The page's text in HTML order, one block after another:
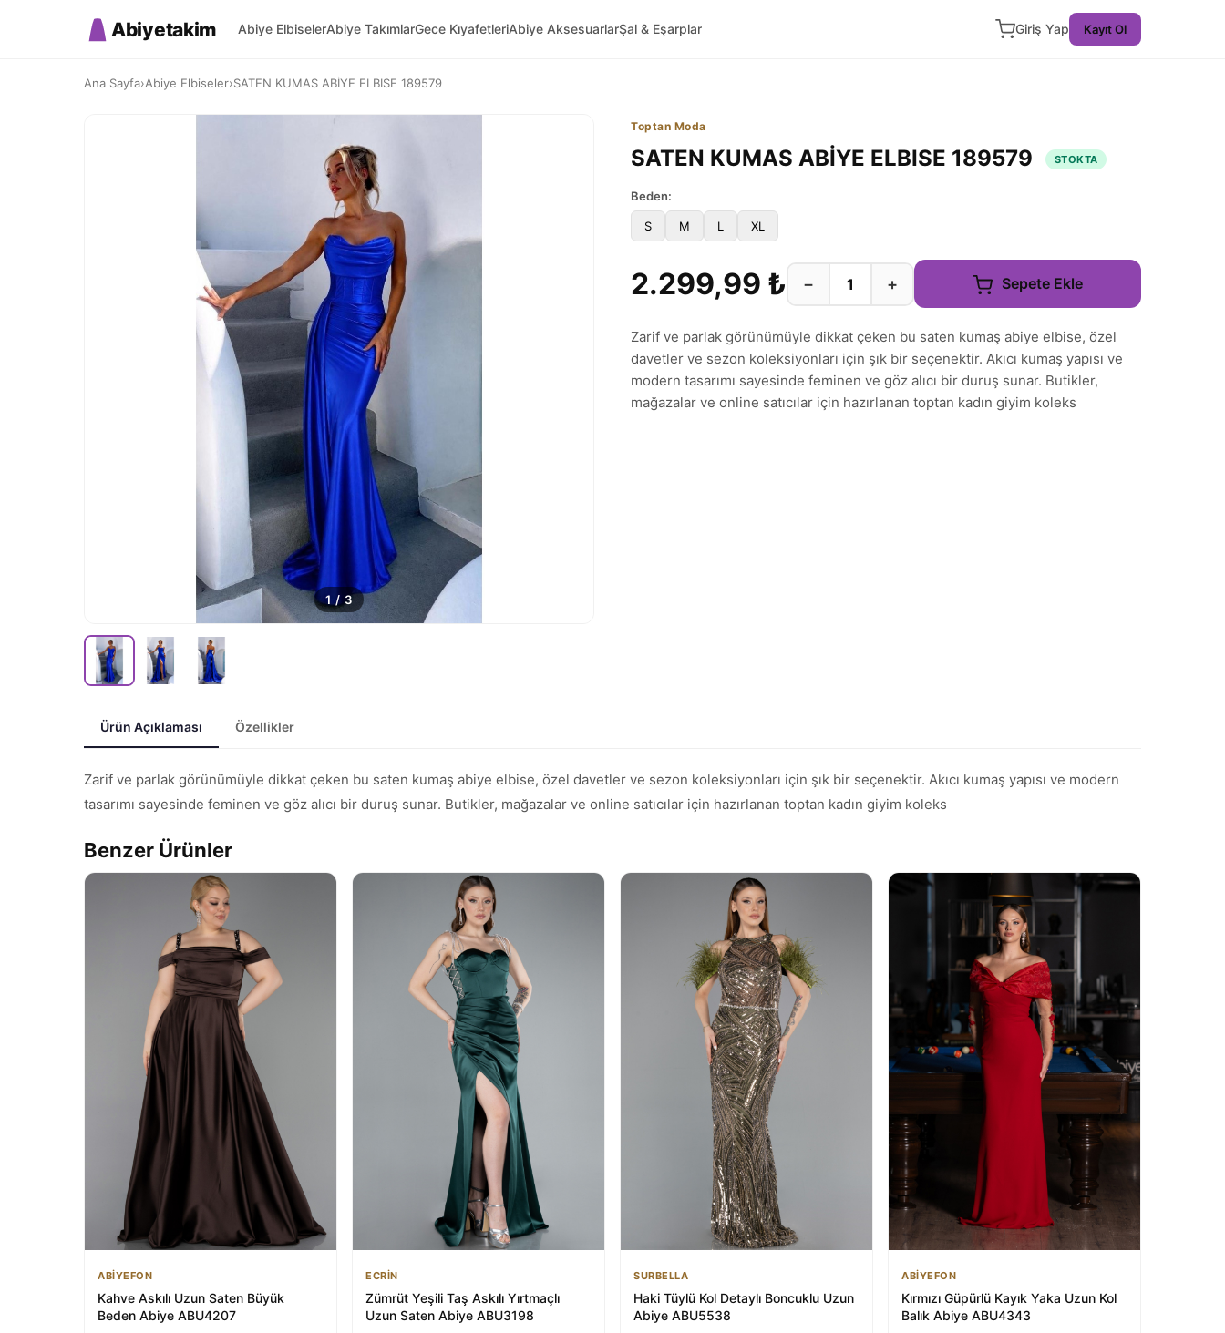
Abiyetakim Abiye ElbiselerAbiye TakımlarGece KıyafetleriAbiye AksesuarlarŞal & Eşarplar Giriş Yap Kayıt Ol
Ana Sayfa›Abiye Elbiseler›SATEN KUMAS ABİYE ELBISE 189579
1 / 3
Toptan Moda
SATEN KUMAS ABİYE ELBISE 189579 STOKTA
Beden:
S M L XL
2.299,99 ₺ − + Sepete Ekle
Zarif ve parlak görünümüyle dikkat çeken bu saten kumaş abiye elbise, özel
davetler ve sezon koleksiyonları için şık bir seçenektir. Akıcı kumaş yapısı ve
modern tasarımı sayesinde feminen ve göz alıcı bir duruş sunar. Butikler,
mağazalar ve online satıcılar için hazırlanan toptan kadın giyim koleks
Ürün Açıklaması Özellikler
Zarif ve parlak görünümüyle dikkat çeken bu saten kumaş abiye elbise, özel davetler ve sezon koleksiyonları için şık bir seçenektir. Akıcı kumaş yapısı ve modern
tasarımı sayesinde feminen ve göz alıcı bir duruş sunar. Butikler, mağazalar ve online satıcılar için hazırlanan toptan kadın giyim koleks
Benzer Ürünler
ABİYEFON
Kahve Askılı Uzun Saten Büyük
Beden Abiye ABU4207
ECRİN
Zümrüt Yeşili Taş Askılı Yırtmaçlı
Uzun Saten Abiye ABU3198
SURBELLA
Haki Tüylü Kol Detaylı Boncuklu Uzun
Abiye ABU5538
ABİYEFON
Kırmızı Güpürlü Kayık Yaka Uzun Kol
Balık Abiye ABU4343